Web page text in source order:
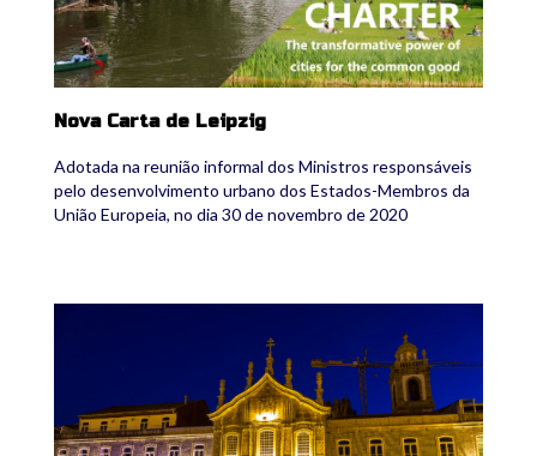
Nova Carta de Leipzig
Adotada na reunião informal dos Ministros responsáveis
pelo desenvolvimento urbano dos Estados-Membros da
União Europeia, no dia 30 de novembro de 2020